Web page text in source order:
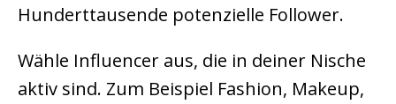
Hunderttausende potenzielle Follower.
Wähle Influencer aus, die in deiner Nische
aktiv sind. Zum Beispiel Fashion, Makeup,